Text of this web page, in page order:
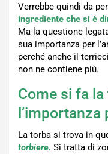
Verrebbe quindi da
ingrediente che si è
Ma la questione
sua importanza per
perché anche il
non ne contiene più.
Come si fa
l’importanza
La torba si trova in
torbiere. Si tratta di